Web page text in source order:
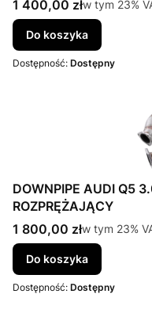
Cena brutto
1 400,00 złw tym %s
w tym 23%
Do koszyka
Dostępność: Dostępny
DOWNPIPE AUDI Q5
ROZPRĘŻAJĄCY
Cena brutto
1 800,00 złw tym %s VAT
w tym 23%
Do koszyka
Dostępność: Dostępny